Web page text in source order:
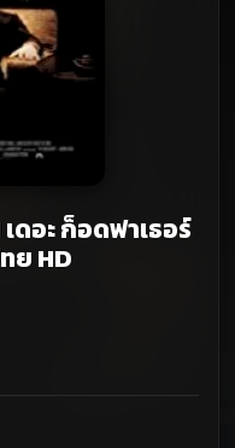
ดอะ ก็อดฟาเธอร์
ย HD